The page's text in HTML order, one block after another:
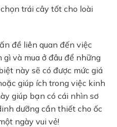
trái cây tốt cho loài
đề liên quan đến việc
gì và mua ở đâu để những
này sẽ có được mức giá
giúp ích trong việc kinh
giúp bạn có cái nhìn sơ
dưỡng cần thiết cho ốc
ngày vui vẻ!